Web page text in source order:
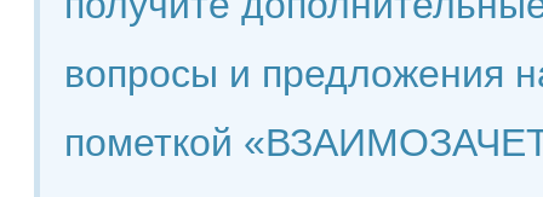
вопросы и предложения
пометкой